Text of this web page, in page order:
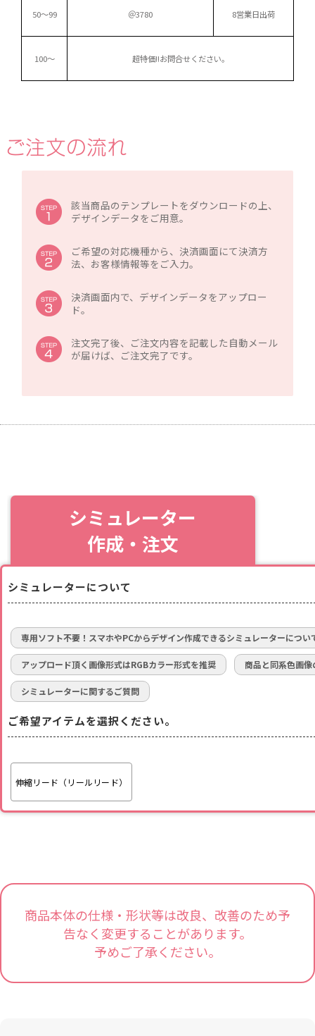
50～99 ＠3780 8営業日出荷
100～ 超特価!!お問合せください。
該当商品のテンプレートをダウンロードの上、
デザインデータをご用意。
ご希望の対応機種から、決済画面にて決済方
法、お客様情報等をご入力。
決済画面内で、デザインデータをアップロー
ド。
注文完了後、ご注文内容を記載した自動メール
が届けば、ご注文完了です。
シミュレーター
作成・注文
シミュレーターについて
専用ソフト不要！スマホやPCからデザイン作成できるシミュレーターについ
アップロード頂く画像形式はRGBカラー形式を推奨 商品と同系色画
シミュレーターに関するご質問
ご希望アイテムを選択ください。
伸縮リード（リールリード）
商品本体の仕様・形状等は改良、改善のため予
告なく変更することがあります。
予めご了承ください。